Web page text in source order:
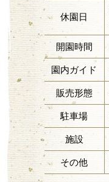
休園日
開園時間
園内ガイド
販売形態
駐車場
施設
その他